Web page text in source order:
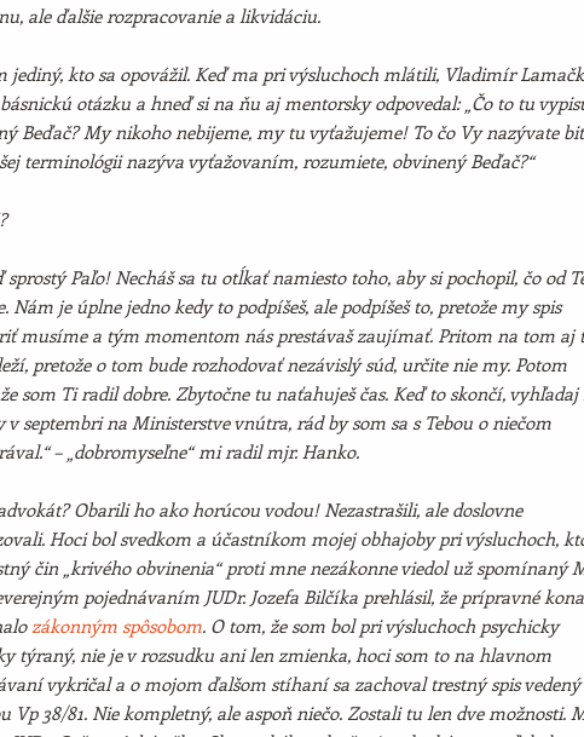
ale ďalšie rozpracovanie a likvidáciu.
jediný, kto sa opovážil. Keď ma pri výsluchoch mlátili, Vladimír
otázku a hneď si na ňu aj mentorsky odpovedal: „Čo to tu
Beďač? My nikoho nebijeme, my tu vyťažujeme! To čo Vy nazývate
terminológii nazýva vyťažovaním, rozumiete, obvinený Beďač?“
sprostý Paľo! Necháš sa tu otĺkať namiesto toho, aby si pochopil, čo od
Nám je úplne jedno kedy to podpíšeš, ale podpíšeš to, pretože my spis
musíme a tým momentom nás prestávaš zaujímať. Pritom na tom aj
pretože o tom bude rozhodovať nezávislý súd, určite nie my. Potom
som Ti radil dobre. Zbytočne tu naťahuješ čas. Keď to skončí, vyhľadaj
v septembri na Ministerstve vnútra, rád by som sa s Tebou o niečom
– „dobromyseľne“ mi radil mjr. Hanko.
Obarili ho ako horúcou vodou! Nezastrašili, ale doslovne
Hoci bol svedkom a účastníkom mojej obhajoby pri výsluchoch,
čin „krivého obvinenia“ proti mne nezákonne viedol už spomínaný
pojednávaním JUDr. Jozefa Bilčíka prehlásil, že prípravné
zákonným spôsobom. O tom, že som bol pri výsluchoch psychicky
týraný, nie je v rozsudku ani len zmienka, hoci som to na hlavnom
vykričal a o mojom ďalšom stíhaní sa zachoval trestný spis vedený
Vp 38/81. Nie kompletný, ale aspoň niečo. Zostali tu len dve možnosti.